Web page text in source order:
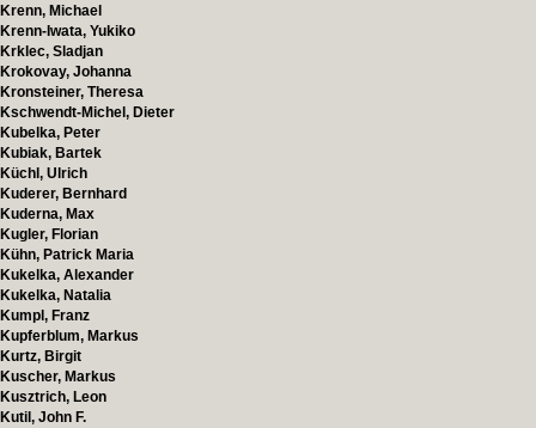
Krenn, Michael
Krenn-Iwata, Yukiko
Krklec, Sladjan
Krokovay, Johanna
Kronsteiner, Theresa
Kschwendt-Michel, Dieter
Kubelka, Peter
Kubiak, Bartek
Küchl, Ulrich
Kuderer, Bernhard
Kuderna, Max
Kugler, Florian
Kühn, Patrick Maria
Kukelka, Alexander
Kukelka, Natalia
Kumpl, Franz
Kupferblum, Markus
Kurtz, Birgit
Kuscher, Markus
Kusztrich, Leon
Kutil, John F.